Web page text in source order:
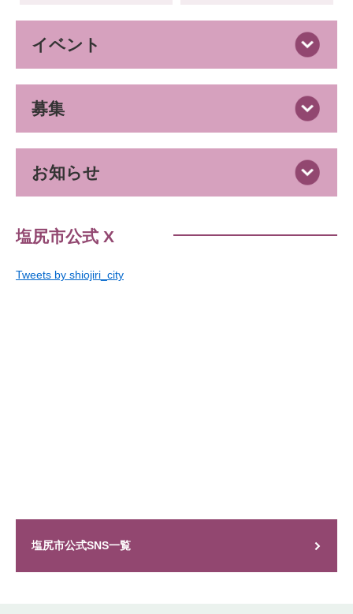
イベント
募集
お知らせ
塩尻市公式 X
Tweets by shiojiri_city
塩尻市公式SNS一覧